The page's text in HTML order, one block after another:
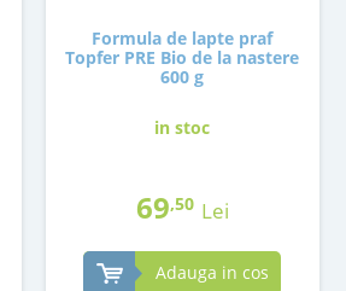
Formula de lapte praf
Topfer PRE Bio de la nastere
600 g
in stoc
69,50 Lei
Adauga in cos